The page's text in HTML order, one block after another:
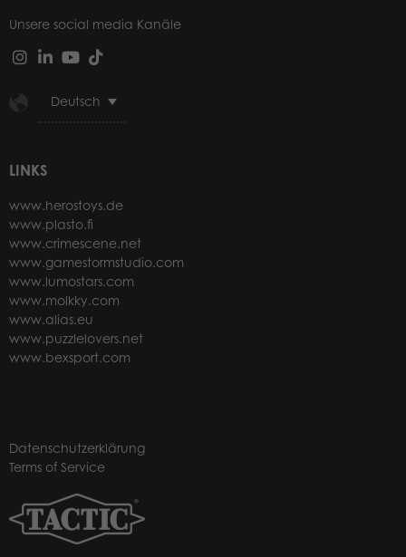
Unsere social media Kanäle
Deutsch
LINKS
www.herostoys.de
www.plasto.fi
www.crimescene.net
www.gamestormstudio.com
www.lumostars.com
www.molkky.com
www.alias.eu
www.puzzlelovers.net
www.bexsport.com
Datenschutzerklärung
Terms of Service